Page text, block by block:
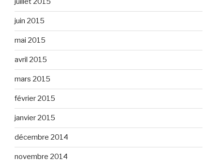
juin 2015
mai 2015
avril 2015
mars 2015
février 2015
janvier 2015
décembre 2014
novembre 2014